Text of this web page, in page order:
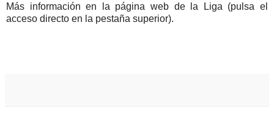
Más información en la página web de la Liga (pulsa el
acceso directo en la pestaña superior).